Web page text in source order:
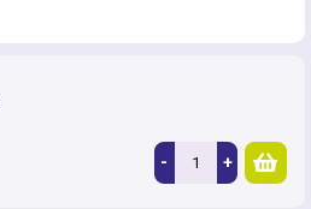
- +